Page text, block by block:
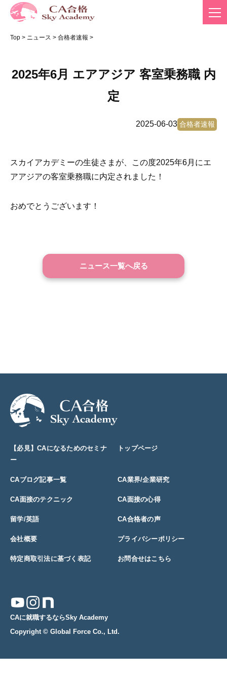
Top > ニュース > 合格者速報 >
2025年6月 エアアジア 客室乗務職 内
定
2025-06-03 合格者速報
スカイアカデミーの生徒さまが、この度2025年6月にエ
アアジアの客室乗務職に内定されました！
おめでとうございます！
ニュース一覧へ戻る
【必見】CAになるためのセミナ
ー
トップページ
CAブログ記事一覧 CA業界/企業研究
CA面接のテクニック CA面接の心得
留学/英語 CA合格者の声
会社概要 プライバシーポリシー
特定商取引法に基づく表記 お問合せはこちら
CAに就職するならSky Academy
Copyright © Global Force Co., Ltd.